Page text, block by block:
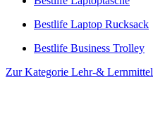
Bestlife Laptop Rucksack
Bestlife Business Trolley
Zur Kategorie Lehr-& Lernmittel